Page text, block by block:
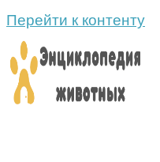
Перейти к контенту